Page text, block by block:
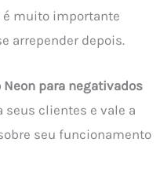
é muito importante
arrepender depois.
para negativados
clientes e vale a
seu funcionamento